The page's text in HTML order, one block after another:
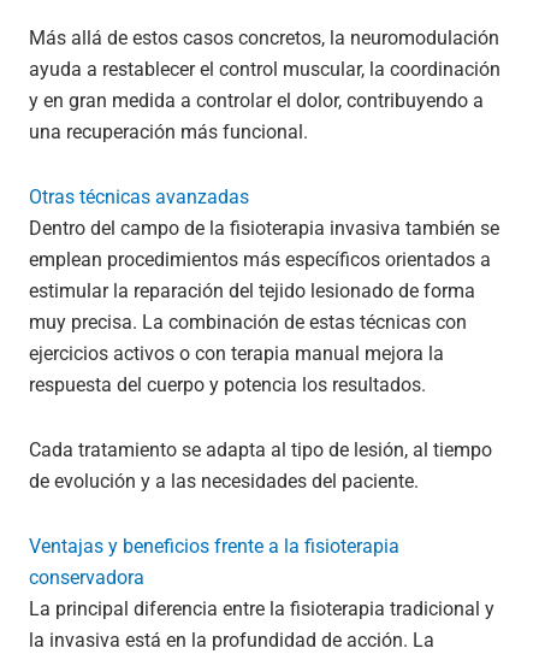
Más allá de estos casos concretos, la neuromodulación
ayuda a restablecer el control muscular, la coordinación
y en gran medida a controlar el dolor, contribuyendo a
una recuperación más funcional.
Otras técnicas avanzadas
Dentro del campo de la fisioterapia invasiva también se
emplean procedimientos más específicos orientados a
estimular la reparación del tejido lesionado de forma
muy precisa. La combinación de estas técnicas con
ejercicios activos o con terapia manual mejora la
respuesta del cuerpo y potencia los resultados.
Cada tratamiento se adapta al tipo de lesión, al tiempo
de evolución y a las necesidades del paciente.
Ventajas y beneficios frente a la fisioterapia
conservadora
La principal diferencia entre la fisioterapia tradicional y
la invasiva está en la profundidad de acción. La